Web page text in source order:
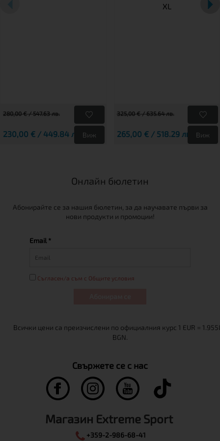
280,00 € / 547.63 лв.
230,00 € / 449.84 лв. Виж
XL
325,00 € / 635.64 лв.
265,00 € / 518.29 лв. Виж
Онлайн бюлетин
Абонирайте се за нашия бюлетин, за да научавате първи за
нови продукти и промоции!
Email *
Съгласен/а съм с Общите условия
Свържете се с нас
Магазин Extreme Sport
+359-2-986-68-41